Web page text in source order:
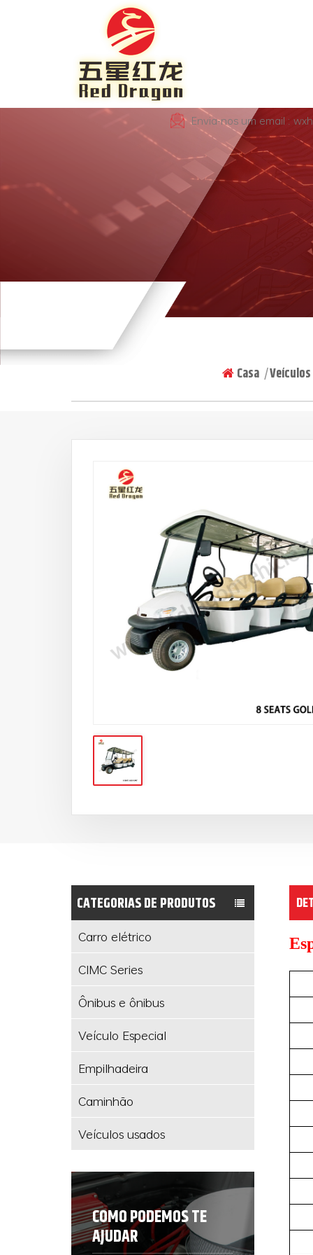
Envia-nos um email :
Casa |
CATEGORIAS DE PRODUTOS
Carro elétrico
CIMC Series
Ônibus e ônibus
Veículo Especial
Empilhadeira
Caminhão
Veículos usados
COMO PODEMOS TE
AJUDAR